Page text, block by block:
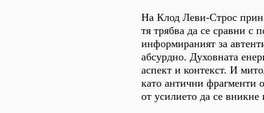
На Клод Леви-Строс
тя трябва да се сравни с
информираният за
абсурдно. Духовната
аспект и контекст. И
като антични фрагменти
от усилието да се вникне